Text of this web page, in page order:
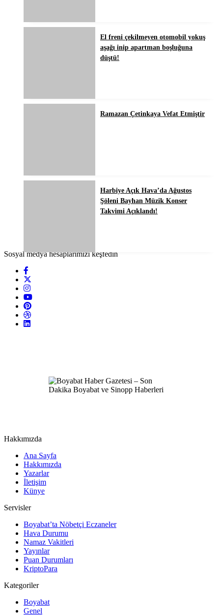
El freni çekilmeyen otomobil yokuş
aşağı inip apartman boşluğuna
düştü!
Ramazan Çetinkaya Vefat Etmiştir
Harbiye Açık Hava’da Ağustos
Şöleni Bayhan Müzik Konser
Takvimi Açıklandı!
Sosyal medya hesaplarımızı keşfedin
Hakkımızda
Ana Sayfa
Hakkımızda
Yazarlar
İletişim
Künye
Servisler
Boyabat’ta Nöbetçi Eczaneler
Hava Durumu
Namaz Vakitleri
Yayınlar
Puan Durumları
KriptoPara
Kategoriler
Boyabat
Genel